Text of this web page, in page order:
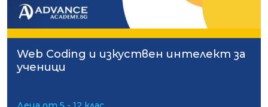
Web Coding и изкуствен интелект за
ученици